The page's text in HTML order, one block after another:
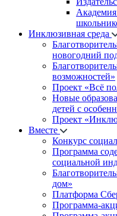
Академия
Инклюзивная среда
новогодний
возможностей»
Проект «Всё
Новые
детей с
Проект
Вместе
Конкурс
Программа
социальной
дом»
Платформа
Программа-